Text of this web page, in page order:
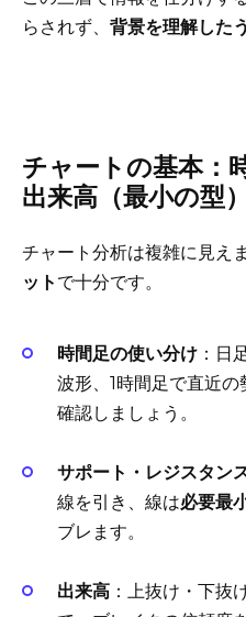
らされず、 背景を理解した
チャートの基本：
出来高（最小の型）
チャート分析は複雑に見え
ット で十分です。
時間足の使い分け ：日
波形、1時間足で直近
確認しましょう。
サポート・レジスタン
線を引き、線は必要最
ブレます。
出来高 ：上抜け・下抜